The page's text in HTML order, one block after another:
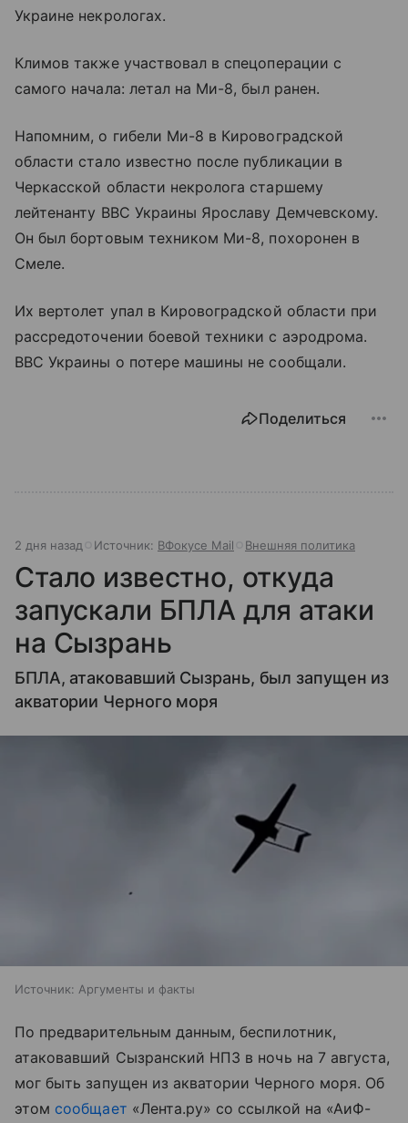
Украине некрологах.
Климов также участвовал в спецоперации с
самого начала: летал на Ми-8, был ранен.
Напомним, о гибели Ми-8 в Кировоградской
области стало известно после публикации в
Черкасской области некролога старшему
лейтенанту ВВС Украины Ярославу Демчевскому.
Он был бортовым техником Ми-8, похоронен в
Смеле.
Их вертолет упал в Кировоградской области при
рассредоточении боевой техники с аэродрома.
ВВС Украины о потере машины не сообщали.
Поделиться
2 дня назад Источник: ВФокусе Mail Внешняя политика
Стало известно, откуда
запускали БПЛА для атаки
на Сызрань
БПЛА, атаковавший Сызрань, был запущен из
акватории Черного моря
Источник: Аргументы и факты
По предварительным данным, беспилотник,
атаковавший Сызранский НПЗ в ночь на 7 августа,
мог быть запущен из акватории Черного моря. Об
этом сообщает «Лента.ру» со ссылкой на «АиФ-